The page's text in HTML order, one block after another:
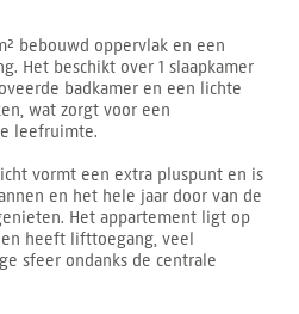
bebouwd oppervlak en een
Het beschikt over 1 slaapkamer
badkamer en een lichte
wat zorgt voor een
leefruimte.
vormt een extra pluspunt en is
en het hele jaar door van de
Het appartement ligt op
heeft lifttoegang, veel
sfeer ondanks de centrale